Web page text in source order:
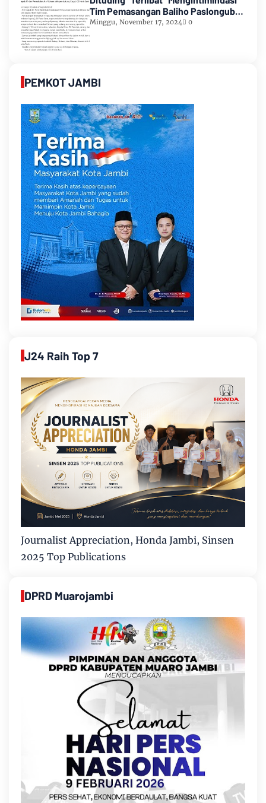
Tim Pemasangan Baliho Paslongub
Romi-Sudirman
Minggu, November 17, 2024 0
PEMKOT JAMBI
J24 Raih Top 7
Journalist Appreciation, Honda Jambi, Sinsen
2025 Top Publications
DPRD Muarojambi